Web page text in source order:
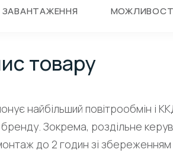
ЗАВАНТАЖЕННЯ
товару
найбільший повітрообмін і
Зокрема, роздільне
до 2 годин зі